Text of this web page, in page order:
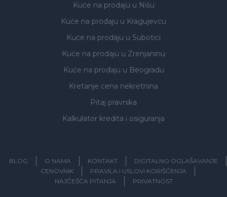
Kuće na prodaju u Nišu
Kuće na prodaju u Kragujevcu
Kuće na prodaju u Subotici
Kuće na prodaju u Zrenjaninu
Kuće na prodaju u Beogradu
Kretanje cena nekretnina
Pitaj pravnika
Kalkulator kredita i osiguranja
BLOG O NAMA KONTAKT
DIGITALNO OGLAŠAVANJE
CENOVNIK
PRAVILA I USLOVI KORIŠĆENJA
NAJČEŠĆA PITANJA
PRIVATNOST